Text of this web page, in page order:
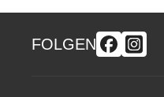
FOLGEN